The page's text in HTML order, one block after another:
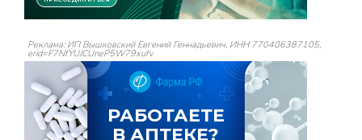
Реклама: ИП Вышковский Евгений Геннадьевич, ИНН 770406387105,
erid=F7NfYUJCUneP5W79xufv